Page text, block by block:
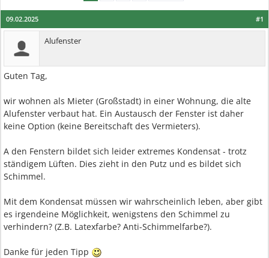
#1
09.02.2025
Alufenster
Guten Tag,
wir wohnen als Mieter (Großstadt) in einer Wohnung, die alte
Alufenster verbaut hat. Ein Austausch der Fenster ist daher
keine Option (keine Bereitschaft des Vermieters).
A den Fenstern bildet sich leider extremes Kondensat - trotz
ständigem Lüften. Dies zieht in den Putz und es bildet sich
Schimmel.
Mit dem Kondensat müssen wir wahrscheinlich leben, aber gibt
es irgendeine Möglichkeit, wenigstens den Schimmel zu
verhindern? (Z.B. Latexfarbe? Anti-Schimmelfarbe?).
Danke für jeden Tipp